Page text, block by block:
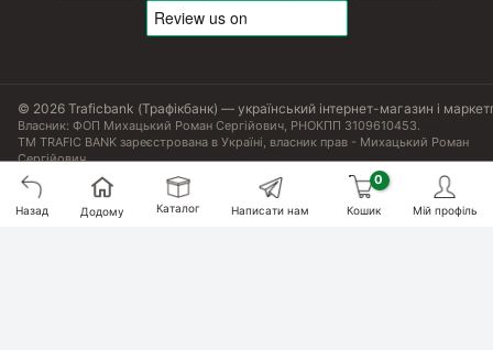
© 2026 Traficbank (Трафікбанк) — український інтернет-магазин і
Власник: ФОП Михацький Роман Сергійович, РНОКПП 3109610453.
ТМ TRAFIC BANK зареєстрована в Україні, власник прав - Михацький Роман
Сергійович.
Угода користувача Політика конфіденційності
Публічна оферта
Налаштування CookiesСертифікати, ліцензії та патенти
Назад Додому Каталог Написати нам Кошик Мій профіль